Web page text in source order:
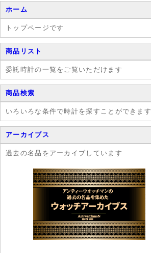
ホーム
トップページです
商品リスト
委託時計の一覧をご覧いただけます
商品検索
いろいろな条件で時計を探すことができます
アーカイブス
過去の名品をアーカイブしています